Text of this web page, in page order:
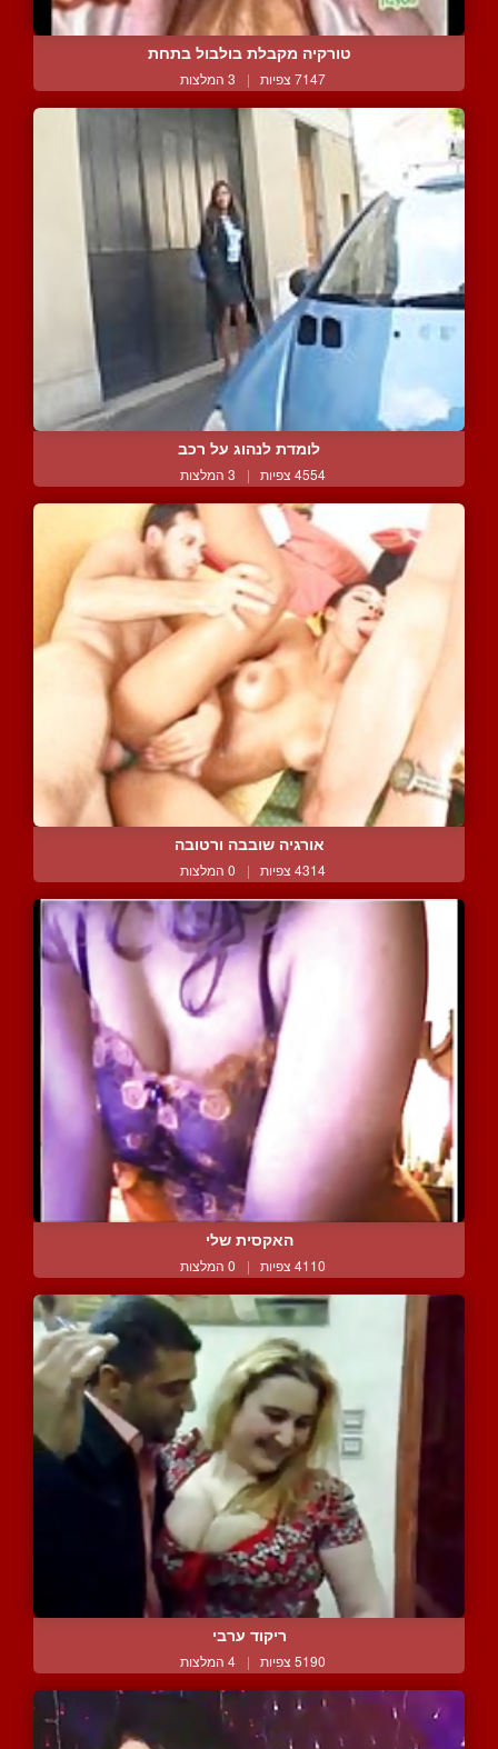
טורקיה מקבלת בולבול בתחת
7147 צפיות | 3 המלצות
לומדת לנהוג על רכב
4554 צפיות | 3 המלצות
אורגיה שובבה ורטובה
4314 צפיות | 0 המלצות
האקסית שלי
4110 צפיות | 0 המלצות
ריקוד ערבי
5190 צפיות | 4 המלצות